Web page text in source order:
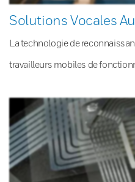
Solutions Vocales
La technologie de
travailleurs mobiles de